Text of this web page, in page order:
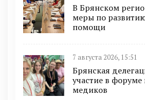
В Брянском
меры по
помощи
7 августа 2026, 15:51
Брянская
участие в форуме
медиков